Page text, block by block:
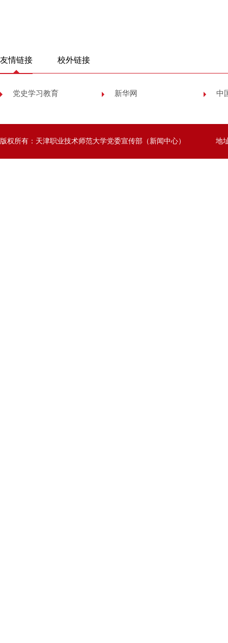
友情链接 校外链接
党史学习教育 新华网 中
版权所有：天津职业技术师范大学党委宣传部（新闻中心） 地